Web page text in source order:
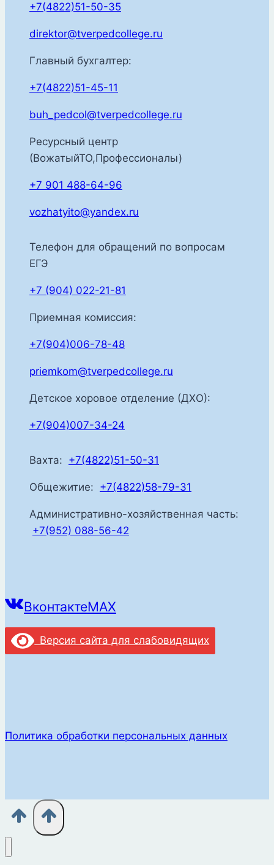
+7(4822)51-50-35
direktor@tverpedcollege.ru
Главный бухгалтер:
+7(4822)51-45-11
buh_pedcol@tverpedcollege.ru
Ресурсный центр
(ВожатыйТО,Профессионалы)
+7 901 488-64-96
vozhatyito@yandex.ru
Телефон для обращений по вопросам
ЕГЭ
+7 (904) 022-21-81
Приемная комиссия:
+7(904)006-78-48
priemkom@tverpedcollege.ru
Детское хоровое отделение (ДХО):
+7(904)007-34-24
Вахта: +7(4822)51-50-31
Общежитие: +7(4822)58-79-31
Административно-хозяйственная часть:
+7(952) 088-56-42
ВконтактеMAX
Версия сайта для слабовидящих
Политика обработки персональных данных